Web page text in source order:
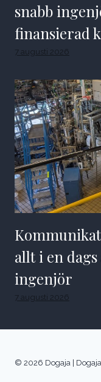
snabb
finansierad
7 augusti 2026
allt i en
ingenjör
7 augusti 2026
© 2026 Dogaja |